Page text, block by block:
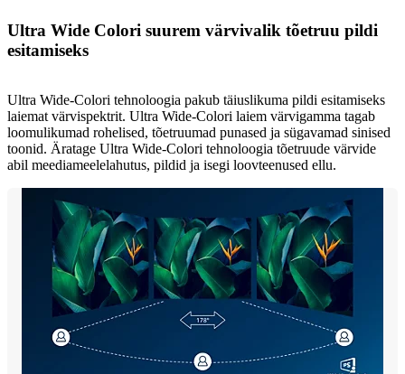
Ultra Wide Colori suurem värvivalik tõetruu pildi
esitamiseks
Ultra Wide-Colori tehnoloogia pakub täiuslikuma pildi esitamiseks
laiemat värvispektrit. Ultra Wide-Colori laiem värvigamma tagab
loomulikumad rohelised, tõetruumad punased ja sügavamad sinised
toonid. Äratage Ultra Wide-Colori tehnoloogia tõetruude värvide
abil meediameelelahutus, pildid ja isegi loovteenused ellu.